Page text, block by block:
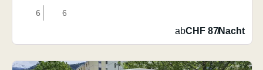
6 6
abCHF 87/Nacht